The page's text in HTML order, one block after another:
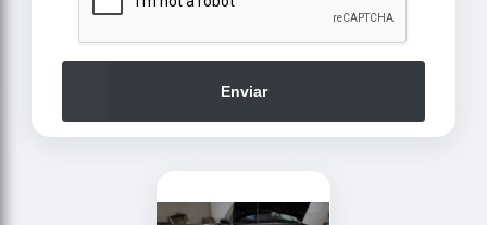
Enviar